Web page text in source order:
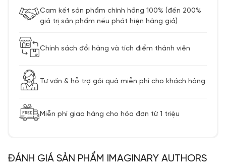
Cam kết sản phẩm chính hãng 100% (đền 200%
giá trị sản phẩm nếu phát hiện hàng giả)
Chính sách đổi hàng và tích điểm thành viên
Tư vấn & hỗ trợ gói quà miễn phí cho khách hàng
Miễn phí giao hàng cho hóa đơn từ 1 triệu
ĐÁNH GIÁ SẢN PHẨM IMAGINARY AUTHORS